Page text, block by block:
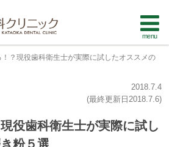
？現役歯科衛生士が実際に試したオススメの
2018.7.4
(最終更新日 2018.7.6)
役歯科衛生士が実際に試し
粉５選